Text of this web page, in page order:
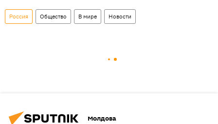
Россия Общество В мире Новости
Молдова